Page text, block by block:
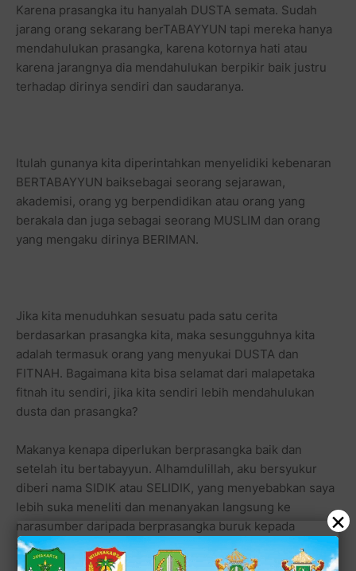
Karena prasangka itu hanyalah DUSTA semata. Sudah
jarang orang sekarang berTABAYYUN tapi mereka hanya
mendahulukan prasangka, karena kotornya hati atau
karena jarangnya dia mendahulukan berpikir baik justru
terhadap dirinya sendiri dan saudaranya.
Itulah gunanya kita diperintahkan menyelidiki kebenaran
BERTABAYYUN baiksebagai seorang sejarawan,
akademisi, orang yg berpendidikan atau orang yang
berakala dan juga sebagai seorang MUSLIM dan orang
yang mengaku dirinya BERIMAN.
Jika kita menuduhkan sesuatu pada satu cerita
berdasarkan prasangka kita, maka sesungguhnya kita
adalah termasuk orang yang menyukai DUSTA dan
FITNAH. Bagaimana kita bisa selamat dari malapetaka
fitnah itu sendiri, jika kita sendiri lebih mendahulukan
dusta dan prasangka?
Makanya kenapa diperlukan berprasangka baik dan
setelah itu bertabayyun. Alhamdulillah, aku bersyukur
diberi nama SIDIK atau SELIDIK, yang menyebabkan saya
lebih suka meneliti dan menanyakan langsung ke
narasumber daripada berprasangka buruk kepada
saudaraku sendiri, kepada istriku, kepada ibundaku,
bahkan kepada anakku sendiri.
×